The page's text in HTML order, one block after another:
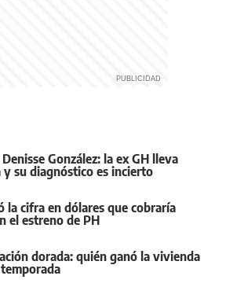
González: la ex GH lleva
su diagnóstico es incierto
la cifra en dólares que cobraría
el estreno de PH
dorada: quién ganó la vivienda